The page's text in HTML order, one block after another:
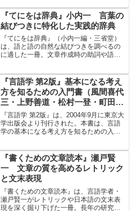
露した一冊を徹底解説。
『てにをは辞典』小内一 言葉の
結びつきに特化した実践的辞典
『てにをは辞典』（小内一編・三省堂）
は、語と語の自然な結びつきを調べるの
に適した一冊。文章作成時の助詞や語法
『言語学 第2版』基本になる考え
方を知るための入門書（風間喜代
三・上野善道・松村一登・町田
健）
『言語学 第2版』は、2004年9月に東京大
学出版会より刊行された。本書は、言語
学の基本になる考え方を知るための入門
町田健・上野善道氏の4名。
『書くための文章読本』瀬戸賢
一 文章の質を高めるレトリック
と文末表現
『書くための文章読本』は、言語学者・
瀬戸賢一がレトリックや日本語の文末表
現を深く掘り下げた一冊。長年の研究を